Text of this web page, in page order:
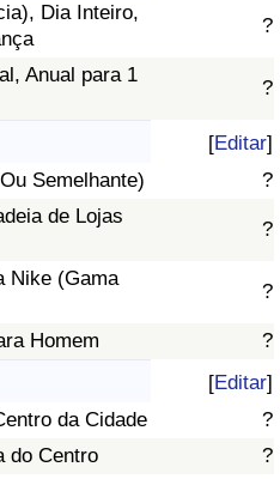
Dia Inteiro,
?
Anual para 1
?
[Editar]
Semelhante)
?
de Lojas
?
Nike (Gama
?
Homem ?
[Editar]
da Cidade
?
do Centro
?